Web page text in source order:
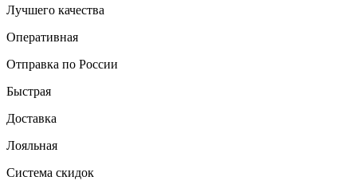
Лучшего качества
Оперативная
Отправка по России
Быстрая
Доставка
Лояльная
Система скидок